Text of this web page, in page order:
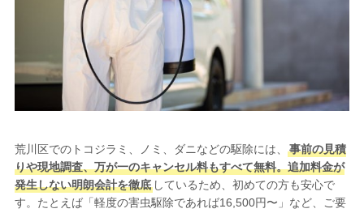
荒川区でのトコジラミ、ノミ、ダニなどの駆除には、
事前の見積
りや現地調査、万が一のキャンセル料もすべて無料。追加料金が
発生しない明朗会計を徹底しているため、初めての方も安心で
す。たとえば「軽度の害虫駆除であれば16,500円〜」など、ご要